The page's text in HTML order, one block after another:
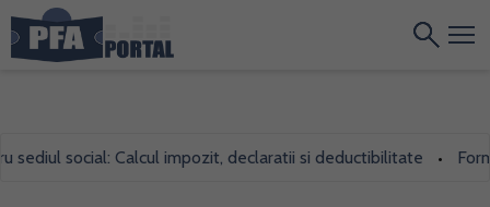
social: Calcul impozit, declaratii si deductibilitate •